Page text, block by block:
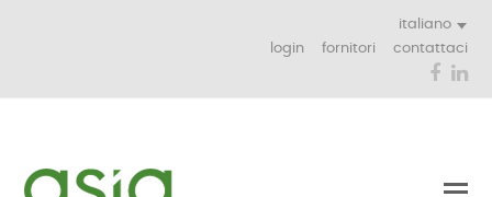
italiano
login
fornitori contattaci